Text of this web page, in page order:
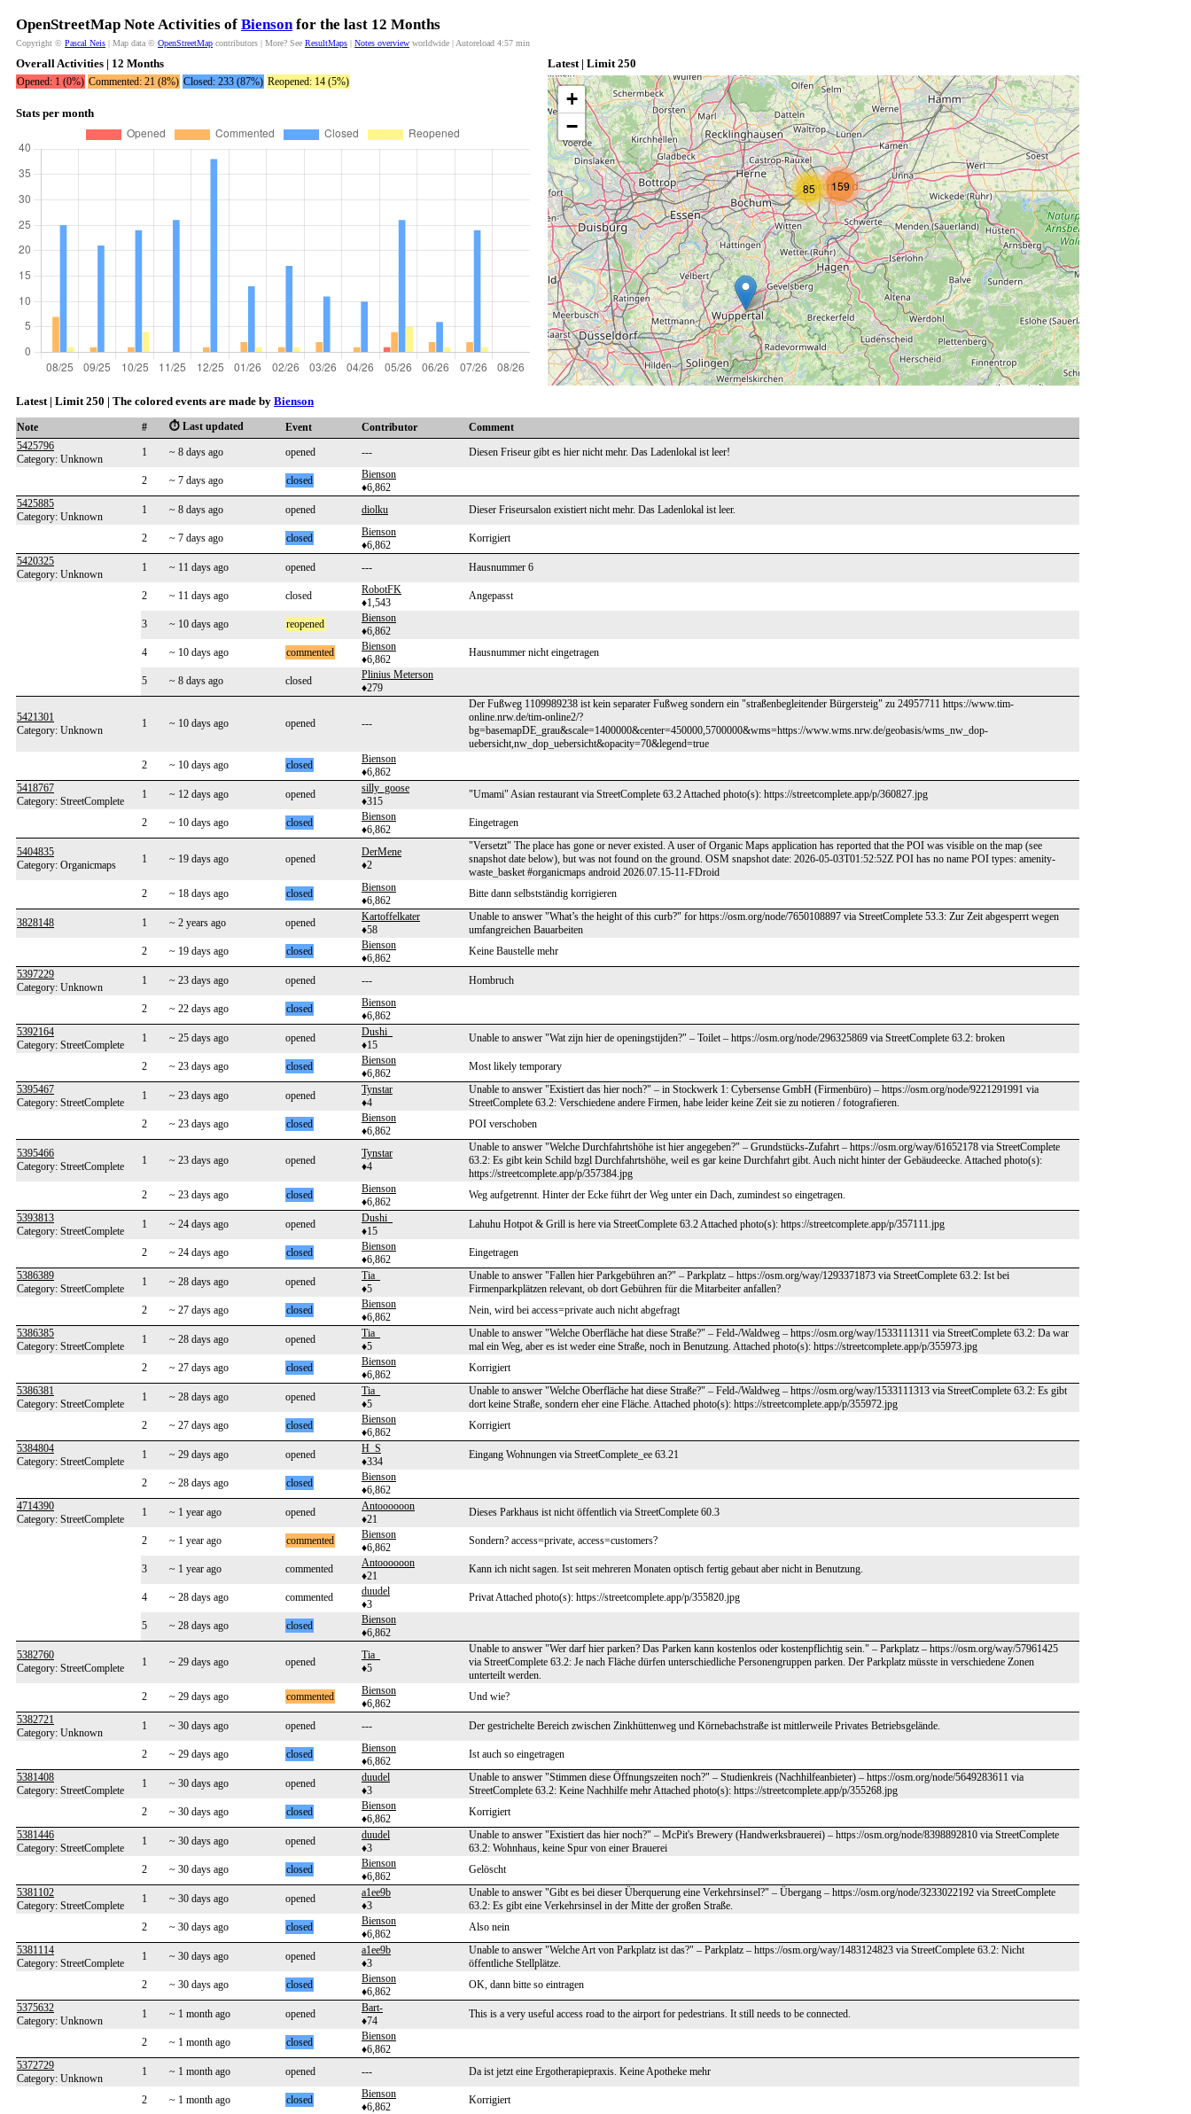
OpenStreetMap Note Activities of Biensonfor the last 12 Months
Copyright © Pascal Neis | Map data © OpenStreetMap contributors | More? See ResultMaps | Notes overview worldwide | Autoreload 4:56 min
Overall Activities | 12 Months
Opened: 1 (0%) Commented: 21 (8%) Closed: 233 (87%) Reopened: 14 (5%)
Stats per month
Latest | Limit 250
85 159
+
−
Latest | Limit 250 | The colored events are made by Bienson
Note # ⏱️ Last updated Event Contributor
Comment
5425796
Category: Unknown
1 ~ 8 days ago opened --- Diesen Friseur gibt es hier nicht mehr. Das Ladenlokal ist leer!
2 ~ 7 days ago closed
Bienson
♦6,862
5425885
Category: Unknown
1 ~ 8 days ago opened diolku Dieser Friseursalon existiert nicht mehr. Das Ladenlokal ist leer.
2 ~ 7 days ago closed
Bienson
♦6,862
Korrigiert
5420325
Category: Unknown
1 ~ 11 days ago opened --- Hausnummer 6
2 ~ 11 days ago closed
RobotFK
♦1,543
Angepasst
3 ~ 10 days ago reopened
Bienson
♦6,862
4
~ 10 days ago commented
Bienson
♦6,862
Hausnummer nicht eingetragen
5 ~ 8 days ago closed
Plinius Meterson
♦279
5421301
Category: Unknown
1 ~ 10 days ago opened ---
Der Fußweg 1109989238 ist kein separater Fußweg sondern ein "straßenbegleitender Bürgersteig" zu 24957711 https://www.tim-
online.nrw.de/tim-online2/?
bg=basemapDE_grau&scale=1400000&center=450000,5700000&wms=https://www.wms.nrw.de/geobasis/wms_nw_dop-
uebersicht,nw_dop_uebersicht&opacity=70&legend=true
2
~ 10 days ago closed
Bienson
♦6,862
5418767
Category: StreetComplete
1 ~ 12 days ago opened
silly_goose
♦315
"Umami" Asian restaurant via StreetComplete 63.2 Attached photo(s): https://streetcomplete.app/p/360827.jpg
2 ~ 10 days ago closed
Bienson
♦6,862
Eingetragen
5404835
Category: Organicmaps
1 ~ 19 days ago opened
DerMene
♦2
"Versetzt" The place has gone or never existed. A user of Organic Maps application has reported that the POI was visible on the map (see
snapshot date below), but was not found on the ground. OSM snapshot date: 2026-05-03T01:52:52Z POI has no name POI types: amenity-
waste_basket #organicmaps android 2026.07.15-11-FDroid
2
~ 18 days ago closed
Bienson
♦6,862
Bitte dann selbstständig korrigieren
3828148 1 ~ 2 years ago opened
Kartoffelkater
♦58
Unable to answer "What’s the height of this curb?" for https://osm.org/node/7650108897 via StreetComplete 53.3: Zur Zeit abgesperrt wegen
umfangreichen Bauarbeiten
2
~ 19 days ago closed
Bienson
♦6,862
Keine Baustelle mehr
5397229
Category: Unknown
1 ~ 23 days ago opened --- Hombruch
2 ~ 22 days ago closed
Bienson
♦6,862
5392164
Category: StreetComplete
1 ~ 25 days ago opened
Dushi_
♦15
Unable to answer "Wat zijn hier de openingstijden?" – Toilet – https://osm.org/node/296325869 via StreetComplete 63.2: broken
2 ~ 23 days ago closed
Bienson
♦6,862
Most likely temporary
5395467
Category: StreetComplete
1 ~ 23 days ago opened
Tynstar
♦4
Unable to answer "Existiert das hier noch?" – in Stockwerk 1: Cybersense GmbH (Firmenbüro) – https://osm.org/node/9221291991 via
StreetComplete 63.2: Verschiedene andere Firmen, habe leider keine Zeit sie zu notieren / fotografieren.
2
~ 23 days ago closed
Bienson
♦6,862
POI verschoben
5395466
Category: StreetComplete
1 ~ 23 days ago opened
Tynstar
♦4
Unable to answer "Welche Durchfahrtshöhe ist hier angegeben?" – Grundstücks-Zufahrt – https://osm.org/way/61652178 via StreetComplete
63.2: Es gibt kein Schild bzgl Durchfahrtshöhe, weil es gar keine Durchfahrt gibt. Auch nicht hinter der Gebäudeecke. Attached photo(s):
https://streetcomplete.app/p/357384.jpg
2
~ 23 days ago closed
Bienson
♦6,862
Weg aufgetrennt. Hinter der Ecke führt der Weg unter ein Dach, zumindest so eingetragen.
5393813
Category: StreetComplete
1 ~ 24 days ago opened
Dushi_
♦15
Lahuhu Hotpot & Grill is here via StreetComplete 63.2 Attached photo(s): https://streetcomplete.app/p/357111.jpg
2 ~ 24 days ago closed
Bienson
♦6,862
Eingetragen
5386389
Category: StreetComplete
1 ~ 28 days ago opened
Tia_
♦5
Unable to answer "Fallen hier Parkgebühren an?" – Parkplatz – https://osm.org/way/1293371873 via StreetComplete 63.2: Ist bei
Firmenparkplätzen relevant, ob dort Gebühren für die Mitarbeiter anfallen?
2
~ 27 days ago closed
Bienson
♦6,862
Nein, wird bei access=private auch nicht abgefragt
5386385
Category: StreetComplete
1 ~ 28 days ago opened
Tia_
♦5
Unable to answer "Welche Oberfläche hat diese Straße?" – Feld-/Waldweg – https://osm.org/way/1533111311 via StreetComplete 63.2: Da war
mal ein Weg, aber es ist weder eine Straße, noch in Benutzung. Attached photo(s): https://streetcomplete.app/p/355973.jpg
2
~ 27 days ago closed
Bienson
♦6,862
Korrigiert
5386381
Category: StreetComplete
1 ~ 28 days ago opened
Tia_
♦5
Unable to answer "Welche Oberfläche hat diese Straße?" – Feld-/Waldweg – https://osm.org/way/1533111313 via StreetComplete 63.2: Es gibt
dort keine Straße, sondern eher eine Fläche. Attached photo(s): https://streetcomplete.app/p/355972.jpg
2
~ 27 days ago closed
Bienson
♦6,862
Korrigiert
5384804
Category: StreetComplete
1 ~ 29 days ago opened
H_S
♦334
Eingang Wohnungen via StreetComplete_ee 63.21
2 ~ 28 days ago closed
Bienson
♦6,862
4714390
Category: StreetComplete
1 ~ 1 year ago opened
Antoooooon
♦21
Dieses Parkhaus ist nicht öffentlich via StreetComplete 60.3
2 ~ 1 year ago commented
Bienson
♦6,862
Sondern? access=private, access=customers?
3 ~ 1 year ago commented
Antoooooon
♦21
Kann ich nicht sagen. Ist seit mehreren Monaten optisch fertig gebaut aber nicht in Benutzung.
4 ~ 28 days ago commented
duudel
♦3
Privat Attached photo(s): https://streetcomplete.app/p/355820.jpg
5 ~ 28 days ago closed
Bienson
♦6,862
5382760
Category: StreetComplete
1 ~ 29 days ago opened
Tia_
♦5
Unable to answer "Wer darf hier parken? Das Parken kann kostenlos oder kostenpflichtig sein." – Parkplatz – https://osm.org/way/57961425
via StreetComplete 63.2: Je nach Fläche dürfen unterschiedliche Personengruppen parken. Der Parkplatz müsste in verschiedene Zonen
unterteilt werden.
2
~ 29 days ago commented
Bienson
♦6,862
Und wie?
5382721
Category: Unknown
1 ~ 30 days ago opened --- Der gestrichelte Bereich zwischen Zinkhüttenweg und Körnebachstraße ist mittlerweile Privates Betriebsgelände.
2 ~ 29 days ago closed
Bienson
♦6,862
Ist auch so eingetragen
5381408
Category: StreetComplete
1 ~ 30 days ago opened
duudel
♦3
Unable to answer "Stimmen diese Öffnungszeiten noch?" – Studienkreis (Nachhilfeanbieter) – https://osm.org/node/5649283611 via
StreetComplete 63.2: Keine Nachhilfe mehr Attached photo(s): https://streetcomplete.app/p/355268.jpg
2
~ 30 days ago closed
Bienson
♦6,862
Korrigiert
5381446
Category: StreetComplete
1 ~ 30 days ago opened
duudel
♦3
Unable to answer "Existiert das hier noch?" – McPit's Brewery (Handwerksbrauerei) – https://osm.org/node/8398892810 via StreetComplete
63.2: Wohnhaus, keine Spur von einer Brauerei
2
~ 30 days ago closed
Bienson
♦6,862
Gelöscht
5381102
Category: StreetComplete
1 ~ 30 days ago opened
a1ee9b
♦3
Unable to answer "Gibt es bei dieser Überquerung eine Verkehrsinsel?" – Übergang – https://osm.org/node/3233022192 via StreetComplete
63.2: Es gibt eine Verkehrsinsel in der Mitte der großen Straße.
2
~ 30 days ago closed
Bienson
♦6,862
Also nein
5381114
Category: StreetComplete
1 ~ 30 days ago opened
a1ee9b
♦3
Unable to answer "Welche Art von Parkplatz ist das?" – Parkplatz – https://osm.org/way/1483124823 via StreetComplete 63.2: Nicht
öffentliche Stellplätze.
2
~ 30 days ago closed
Bienson
♦6,862
OK, dann bitte so eintragen
5375632
Category: Unknown
1 ~ 1 month ago opened
Bart-
♦74
This is a very useful access road to the airport for pedestrians. It still needs to be connected.
2 ~ 1 month ago closed
Bienson
♦6,862
5372729
Category: Unknown
1 ~ 1 month ago opened --- Da ist jetzt eine Ergotherapiepraxis. Keine Apotheke mehr
2 ~ 1 month ago closed
Bienson
♦6,862
Korrigiert